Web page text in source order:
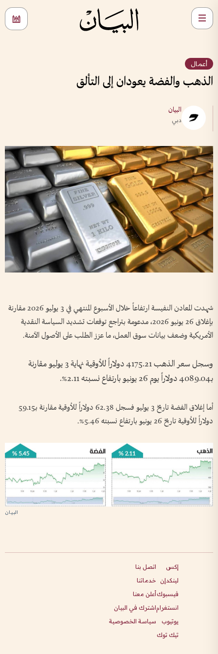
أعمال
الذهب والفضة يعودان إلى التألق
البيان
دبي
شهدت المعادن النفيسة ارتفاعاً خلال الأسبوع المنتهي في 3 يوليو 2026 مقارنة
بإغلاق 26 يونيو 2026، مدعومة بتراجع توقعات تشديد السياسة النقدية
الأمريكية وضعف بيانات سوق العمل، ما عزز الطلب على الأصول الآمنة.
وسجل سعر الذهب 4175.21 دولاراً للأوقية نهاية 3 يوليو مقارنة
بـ4089.04 دولاراً يوم 26 يونيو بارتفاع نسبته 2.11%.
أما إغلاق الفضة تاريخ 3 يوليو فسجل 62.38 دولاراً للأوقية مقارنة بـ59.15
دولاراً للأوقية تاريخ 26 يونيو بارتفاع نسبته 5.46%.
إكس
لينكدإن
فيسبوك
انستغرام
يوتيوب
تيك توك
اتصل بنا
خدماتنا
أعلن معنا
اشترك في البيان
سياسة الخصوصية